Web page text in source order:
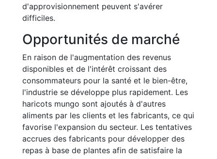
d'approvisionnement peuvent s'avérer
difficiles.
Opportunités de marché
En raison de l'augmentation des revenus
disponibles et de l'intérêt croissant des
consommateurs pour la santé et le bien-être,
l'industrie se développe plus rapidement. Les
haricots mungo sont ajoutés à d'autres
aliments par les clients et les fabricants, ce qui
favorise l'expansion du secteur. Les tentatives
accrues des fabricants pour développer des
repas à base de plantes afin de satisfaire la